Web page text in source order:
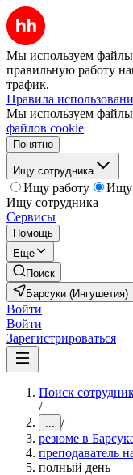
Мы используем файлы
правильную работу
трафик.
Правила
Мы используем файлы
файлов cookie
Понятно
Ищу сотрудника
Ищу работу
Ищу
Ищу сотрудника
Сервисы
Помощь
Ещё
Поиск
Барсуки (Ингушетия)
Войти
Войти
Зарегистрироваться
Поиск
/
... /
резюме в
преподаватель
полный день